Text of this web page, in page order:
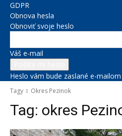
GDPR
Obnova hesla
Obnoviť svoje heslo
Váš e-mail
Heslo vám bude zaslané e-mailom
Tagy Okres Pezinok
Tag: okres